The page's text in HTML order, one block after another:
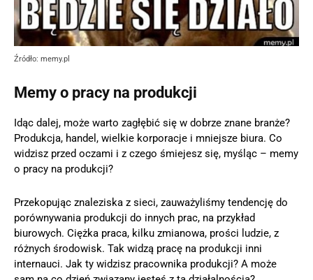
Źródło: memy.pl
Memy o pracy na produkcji
Idąc dalej, może warto zagłębić się w dobrze znane branże?
Produkcja, handel, wielkie korporacje i mniejsze biura. Co
widzisz przed oczami i z czego śmiejesz się, myśląc – memy
o pracy na produkcji?
Przekopując znaleziska z sieci, zauważyliśmy tendencję do
porównywania produkcji do innych prac, na przykład
biurowych. Ciężka praca, kilku zmianowa, prości ludzie, z
różnych środowisk. Tak widzą pracę na produkcji inni
internauci. Jak ty widzisz pracownika produkcji? A może